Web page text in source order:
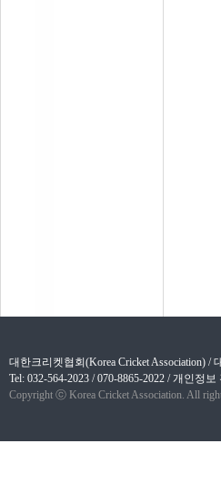
대한크리켓협회(Korea Cricket Association)
Tel: 032-564-2023 / 070-8865-2022 / 개인정
Copyright ⓒ Korea Cricket Association. All